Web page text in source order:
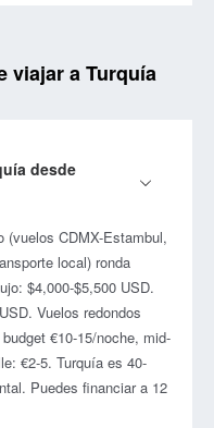
viajar a Turquía
desde
(vuelos CDMX-Estambul,
local) ronda
$4,000-$5,500 USD.
Vuelos redondos
€10-15/noche, mid-
€2-5. Turquía es 40-
Puedes financiar a 12